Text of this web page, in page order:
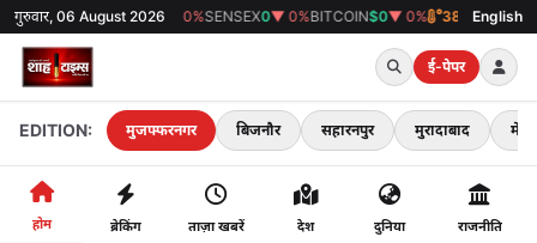
गुरुवार, 06 August 2026
GOLD₹0▼ 0%SENSEX 0▼ 0%BITCOIN $0▼ 0% 38°Cमुजफ्फरनगर English
ई-पेपर
EDITION: मुजफ्फरनगर बिजनौर सहारनपुर मुरादाबाद मेरठ
होम ब्रेकिंग ताज़ा खबरें देश दुनिया राजनीति